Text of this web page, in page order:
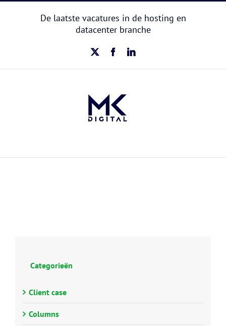
De laatste vacatures in de hosting en
datacenter branche
X FacebookLinkedIn
Categorieën
Client case
Columns